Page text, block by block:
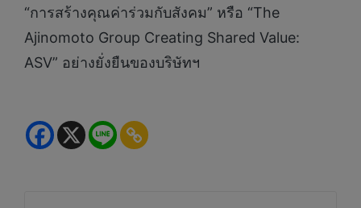
“การสร้างคุณค่าร่วมกับสังคม” หรือ “The
Ajinomoto Group Creating Shared Value:
ASV” อย่างยั่งยืนของบริษัทฯ